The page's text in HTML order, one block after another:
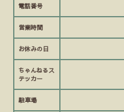
電話番号
営業時間
お休みの日
ちゃんねるス
テッカー
駐車場